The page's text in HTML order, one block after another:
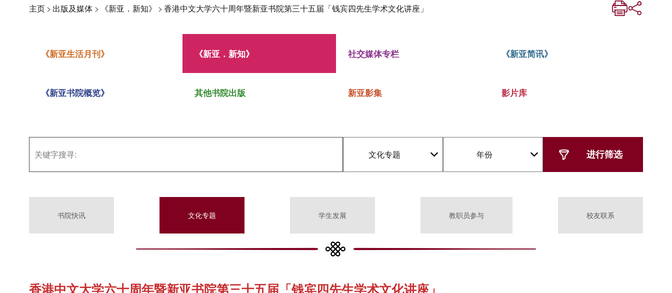
主页> 出版及媒体 > 《新亚．新知》 > 香港中文大学六十周年暨新亚书院第三十五届「钱宾四先生学术文化讲座」
《新亚生活月刊》 《新亚．新知》 社交媒体专栏 《新亚简讯》
《新亚书院概览》 其他书院出版 新亚影集 影片库
文化专题 年份
书院快讯 文化专题 学生发展 教职员参与 校友联系
香港中文大学六十周年暨新亚书院第三十五届「钱宾四先生学术文化讲座」